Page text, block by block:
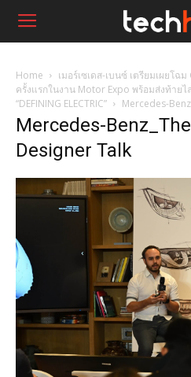
Home
เมอร์เซเดส-เบนซ์ เตรียมเผยโฉ
ครั้งแรกในงาน Motor Expo พร้อมส่งท้าย
“DEFINING ELECTRIC”
Mercedes-
Mercedes-
Designer Talk